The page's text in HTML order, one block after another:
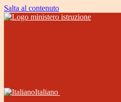
Salta al contenuto
Italiano